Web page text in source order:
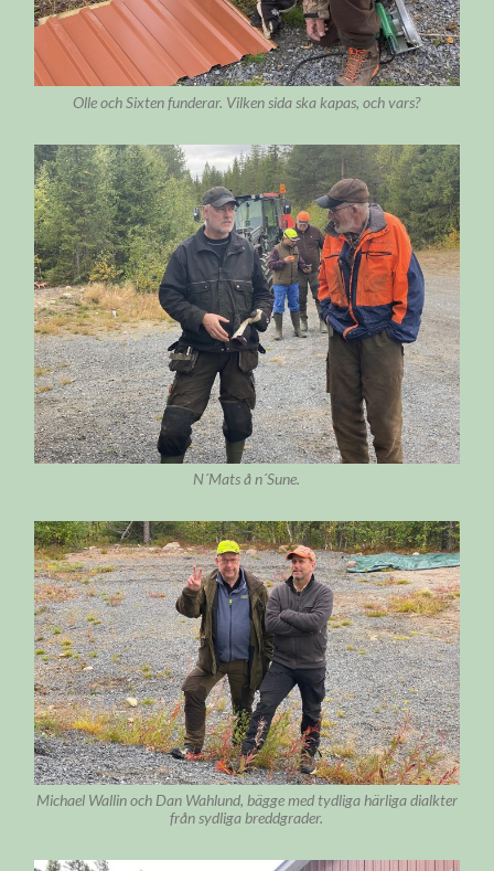
Olle och Sixten funderar. Vilken sida ska kapas, och vars?
N´Mats å n´Sune.
Michael Wallin och Dan Wahlund, bägge med tydliga härliga dialkter
från sydliga breddgrader.